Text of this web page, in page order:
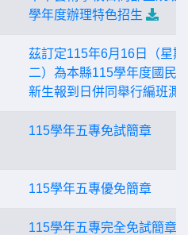
學年度辦理特色招生
茲訂定115年6月16日（星期
二）為本縣115學年度國民
新生報到日併同舉行編班測
115學年五專免試簡章
115學年五專優免簡章
115學年五專完全免試簡章